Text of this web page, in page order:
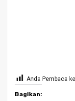
Anda Pembaca ke
Bagikan: